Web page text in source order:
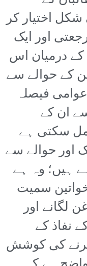
اختیار کر
اور ایک
درمیان اس
کے حوالے سے
فیصلہ
ان کے
سکتی ہے
اور حوالے سے
ہیں؛ وہ ہے
سمیت
لگانے اور
نفاذ کے
کی کوشش